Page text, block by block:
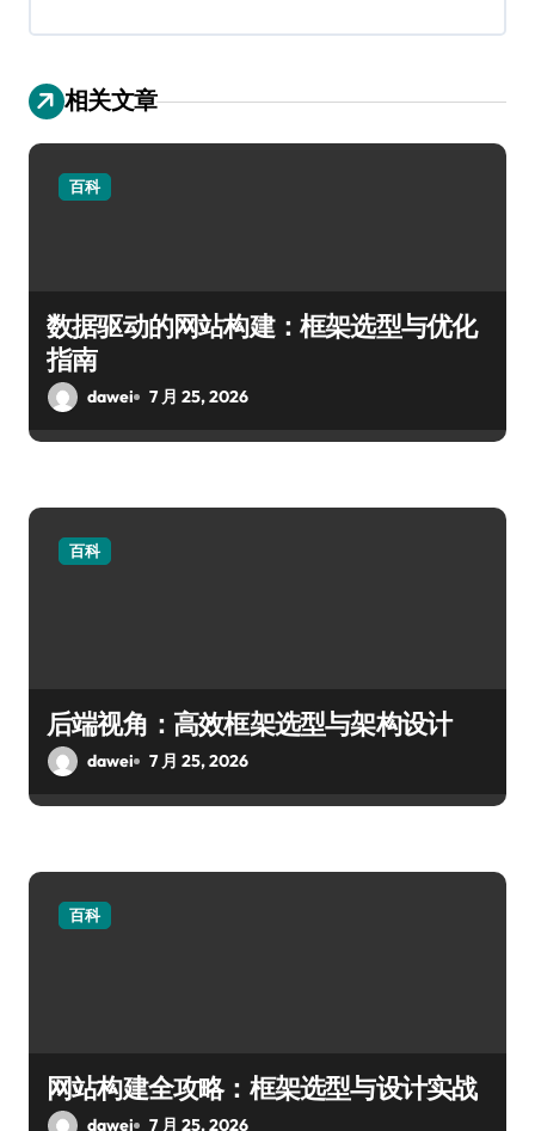
相关文章
百科
数据驱动的网站构建：框架选型与优化
指南
dawei 7 月 25, 2026
百科
后端视角：高效框架选型与架构设计
dawei 7 月 25, 2026
百科
网站构建全攻略：框架选型与设计实战
dawei 7 月 25, 2026